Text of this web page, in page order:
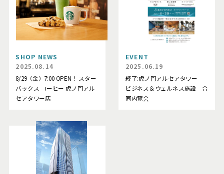
SHOP NEWS
2025.08.14
8/29（金）7:00 OPEN！ スター
バックス コーヒー 虎ノ門アル
セアタワー店
EVENT
2025.06.19
終了:虎ノ門アルセアタワー
ビジネス＆ウェルネス施設 合
同内覧会